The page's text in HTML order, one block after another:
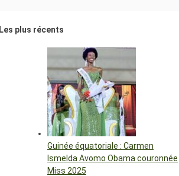
Les plus récents
Guinée équatoriale : Carmen
Ismelda Avomo Obama couronnée
Miss 2025